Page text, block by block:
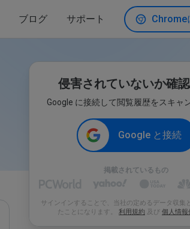
ブログ サポート Chrome
侵害されていないか確
Google に接続して閲覧履歴をスキャ
Google と接続
掲載されているもの
サインインすることで、当社の定めるデータ収集
たことになります。 利用規約 及び 個人情報